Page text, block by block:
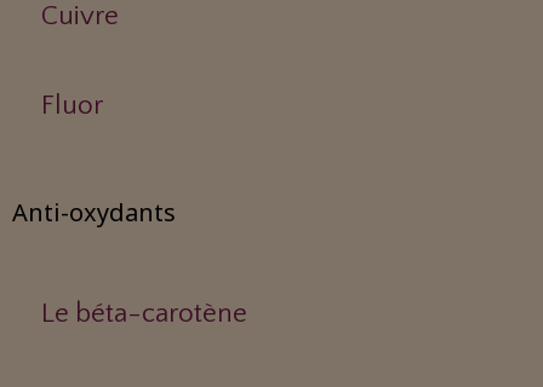
Cuivre
Fluor
Anti-oxydants
Le béta-carotène